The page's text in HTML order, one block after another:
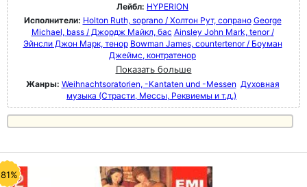
Лейбл: HYPERION
Исполнители: Holton Ruth, soprano / Холтон Рут, сопрано George
Michael, bass / Джордж Майкл, бас Ainsley John Mark, tenor /
Эйнсли Джон Марк, тенор Bowman James, countertenor / Боуман
Джеймс, контратенор
Показать больше
Жанры: Weihnachtsoratorien, -Kantaten und -Messen Духовная
музыка (Страсти, Мессы, Реквиемы и т.д.)